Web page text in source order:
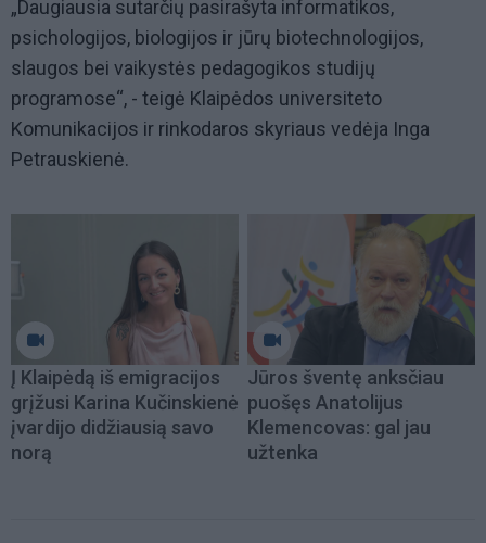
„Daugiausia sutarčių pasirašyta informatikos,
psichologijos, biologijos ir jūrų biotechnologijos,
slaugos bei vaikystės pedagogikos studijų
programose“, - teigė Klaipėdos universiteto
Komunikacijos ir rinkodaros skyriaus vedėja Inga
Petrauskienė.
Į Klaipėdą iš emigracijos
grįžusi Karina Kučinskienė
įvardijo didžiausią savo
norą
Jūros šventę anksčiau
puošęs Anatolijus
Klemencovas: gal jau
užtenka